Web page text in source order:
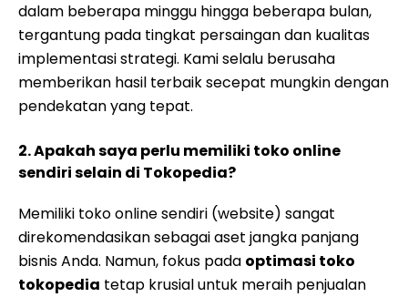
dalam beberapa minggu hingga beberapa bulan,
tergantung pada tingkat persaingan dan kualitas
implementasi strategi. Kami selalu berusaha
memberikan hasil terbaik secepat mungkin dengan
pendekatan yang tepat.
2. Apakah saya perlu memiliki toko online
sendiri selain di Tokopedia?
Memiliki toko online sendiri (website) sangat
direkomendasikan sebagai aset jangka panjang
bisnis Anda. Namun, fokus pada optimasi toko
tokopedia tetap krusial untuk meraih penjualan